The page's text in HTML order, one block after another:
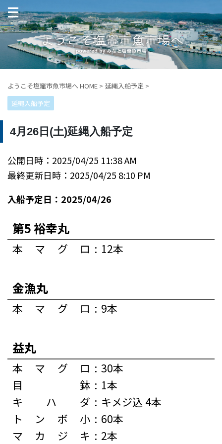
ようこそ塩竈市魚市場へ HOME > 延縄入船予定 >
延縄入船予定
4月26日(土)延縄入船予定
公開日時：2025/04/25 11:38 AM
最終更新日時：2025/04/25 8:10 PM
入船予定日：2025/04/26
第5 裕幸丸
本マグロ : 12本
金漁丸
本マグロ : 9本
益丸
本マグロ : 30本
目鉢 : 1本
キハダ : キメジ込 4本
トンボ小 : 60本
マカジキ : 2本